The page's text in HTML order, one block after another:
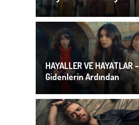
HAYALLER VE HAYATLAR –
Gidenlerin Ardından